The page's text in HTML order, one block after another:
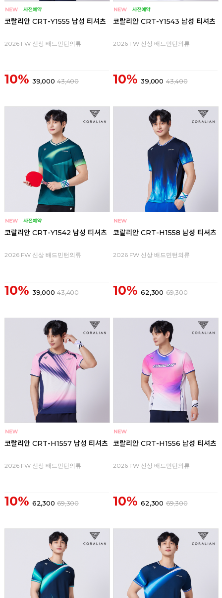
코랄리안 CRT-Y1555 남성 티셔츠
2026 FW 신상 배드민턴의류
10% 39,000 43,400
코랄리안 CRT-Y1543 남성 티셔츠
2026 FW 신상 배드민턴의류
10% 39,000 43,400
코랄리안 CRT-Y1542 남성 티셔츠
2026 FW 신상 배드민턴의류
10% 39,000 43,400
코랄리안 CRT-H1558 남성 티셔츠
2026 FW 신상 배드민턴의류
10% 62,300 69,300
코랄리안 CRT-H1557 남성 티셔츠
2026 FW 신상 배드민턴의류
10% 62,300 69,300
코랄리안 CRT-H1556 남성 티셔츠
2026 FW 신상 배드민턴의류
10% 62,300 69,300